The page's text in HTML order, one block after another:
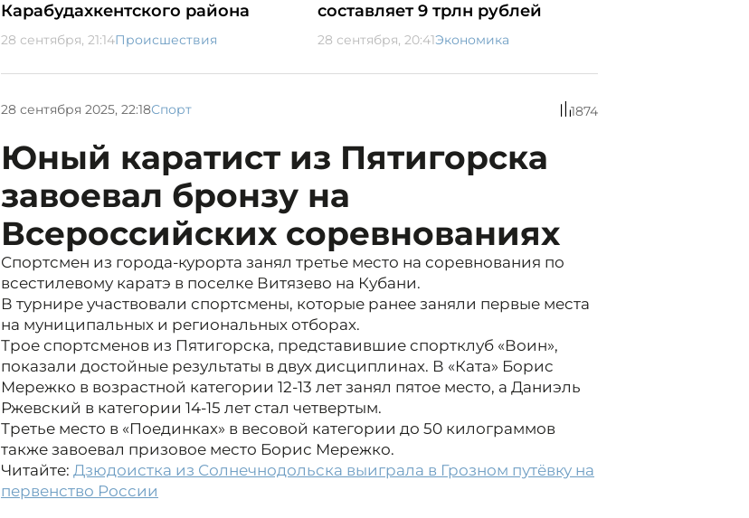
Карабудахкентского района
28 сентября, 21:14Происшествия
составляет 9 трлн рублей
28 сентября, 20:41Экономика
28 сентября 2025, 22:18Спорт 1874
Юный каратист из Пятигорска
завоевал бронзу на
Всероссийских соревнованиях
Спортсмен из города-курорта занял третье место на соревнования по
всестилевому каратэ в поселке Витязево на Кубани.
В турнире участвовали спортсмены, которые ранее заняли первые места
на муниципальных и региональных отборах.
Трое спортсменов из Пятигорска, представившие спортклуб «Воин»,
показали достойные результаты в двух дисциплинах. В «Ката» Борис
Мережко в возрастной категории 12-13 лет занял пятое место, а Даниэль
Ржевский в категории 14-15 лет стал четвертым.
Третье место в «Поединках» в весовой категории до 50 килограммов
также завоевал призовое место Борис Мережко.
Читайте: Дзюдоистка из Солнечнодольска выиграла в Грозном путёвку на
первенство России